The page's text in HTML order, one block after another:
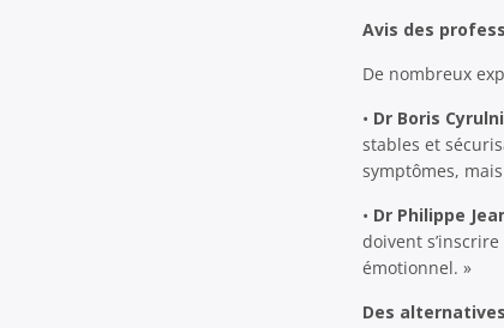
Avis des
De nombreux
• Dr Boris
stables et
symptômes,
• Dr Philippe
doivent
émotionnel. »
Des